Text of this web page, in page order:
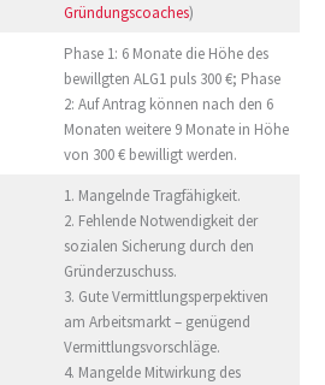
Gründungscoaches)
Phase 1: 6 Monate die Höhe des
bewillgten ALG1 puls 300 €; Phase
2: Auf Antrag können nach den 6
Monaten weitere 9 Monate in Höhe
von 300 € bewilligt werden.
1. Mangelnde Tragfähigkeit.
2. Fehlende Notwendigkeit der
sozialen Sicherung durch den
Gründerzuschuss.
3. Gute Vermittlungsperpektiven
am Arbeitsmarkt – genügend
Vermittlungsvorschläge.
4. Mangelde Mitwirkung des